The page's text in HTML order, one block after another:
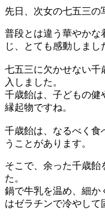
先日、次女の七五三の
普段とは違う華やかな
じ、とても感動しまし
七五三に欠かせない千
入しました。
千歳飴は、子どもの健
縁起物ですね。
千歳飴は、なるべく食
うことがあります。
そこで、余った千歳飴
た。
鍋で牛乳を温め、細か
はゼラチンで冷やして